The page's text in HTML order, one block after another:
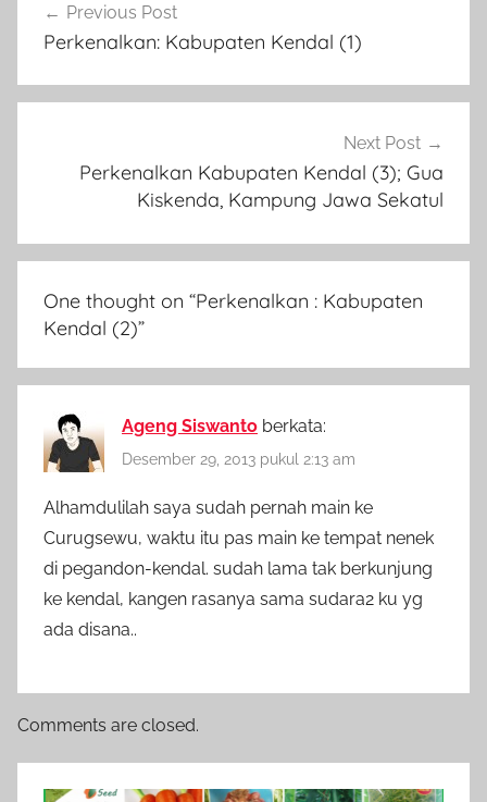
pos
Previous Post
Perkenalkan: Kabupaten Kendal (1)
Next Post
Perkenalkan Kabupaten Kendal (3); Gua
Kiskenda, Kampung Jawa Sekatul
One thought on “Perkenalkan : Kabupaten
Kendal (2)”
Ageng Siswanto berkata:
Desember 29, 2013 pukul 2:13 am
Alhamdulilah saya sudah pernah main ke
Curugsewu, waktu itu pas main ke tempat nenek
di pegandon-kendal. sudah lama tak berkunjung
ke kendal, kangen rasanya sama sudara2 ku yg
ada disana..
Comments are closed.